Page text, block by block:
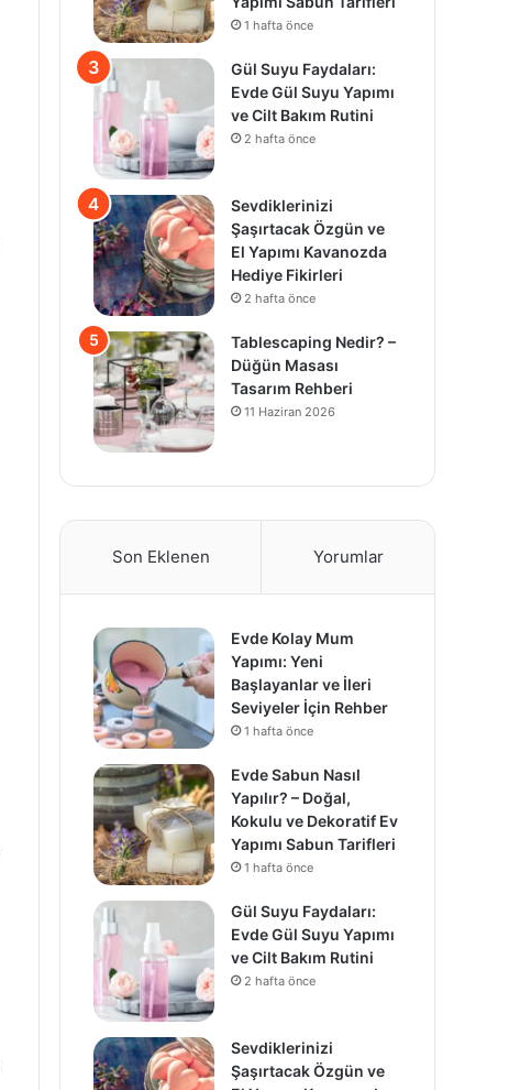
1 hafta önce
Gül Suyu Faydaları:
Evde Gül Suyu Yapımı
ve Cilt Bakım Rutini
2 hafta önce
Sevdiklerinizi
Şaşırtacak Özgün ve
El Yapımı Kavanozda
Hediye Fikirleri
2 hafta önce
Tablescaping Nedir? –
Düğün Masası
Tasarım Rehberi
11 Haziran 2026
Son Eklenen Yorumlar
Evde Kolay Mum
Yapımı: Yeni
Başlayanlar ve İleri
Seviyeler İçin Rehber
1 hafta önce
Evde Sabun Nasıl
Yapılır? – Doğal,
Kokulu ve Dekoratif Ev
Yapımı Sabun Tarifleri
1 hafta önce
Gül Suyu Faydaları:
Evde Gül Suyu Yapımı
ve Cilt Bakım Rutini
2 hafta önce
Sevdiklerinizi
Şaşırtacak Özgün ve